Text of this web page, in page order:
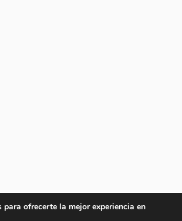
ofrecerte la mejor experiencia en